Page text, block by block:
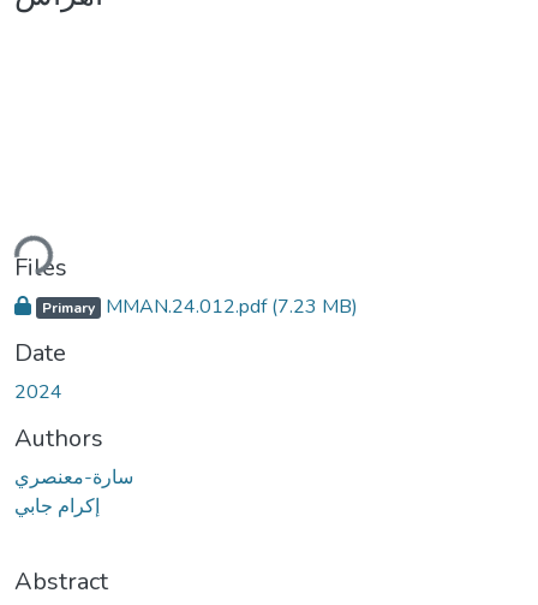
Files
Primary MMAN.24.012.pdf(7.23 MB)
Date
2024
Authors
Abstract